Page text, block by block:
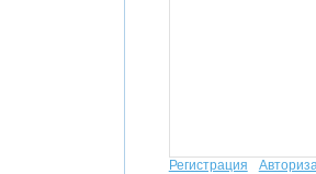
Регистрация